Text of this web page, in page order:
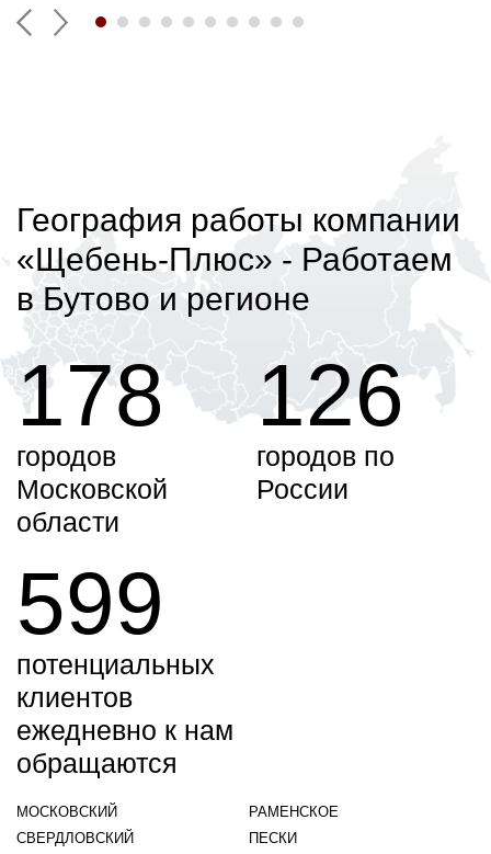
География работы компании
«Щебень-Плюс» - Работаем
в Бутово и регионе
178
городов
Московской
области
126
городов по
России
599
потенциальных
клиентов
ежедневно к нам
обращаются
МОСКОВСКИЙ
РАМЕНСКОЕ
СВЕРДЛОВСКИЙ
ПЕСКИ